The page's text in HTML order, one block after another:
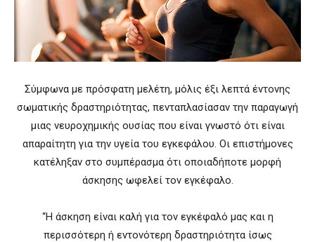
Σύμφωνα με πρόσφατη μελέτη, μόλις έξι λεπτά έντονης
σωματικής δραστηριότητας, πενταπλασίασαν την παραγωγή
μιας νευροχημικής ουσίας που είναι γνωστό ότι είναι
απαραίτητη για την υγεία του εγκεφάλου. Οι επιστήμονες
κατέληξαν στο συμπέρασμα ότι οποιαδήποτε μορφή
άσκησης ωφελεί τον εγκέφαλο.
“Η άσκηση είναι καλή για τον εγκέφαλό μας και η
περισσότερη ή εντονότερη δραστηριότητα ίσως